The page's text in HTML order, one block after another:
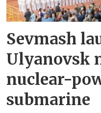
Sevmash
Ulyanovsk
nuclear-
submarine